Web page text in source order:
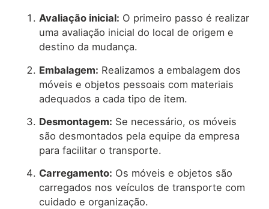
Avaliação inicial: O primeiro passo é realizar
uma avaliação inicial do local de origem e
destino da mudança.
Embalagem: Realizamos a embalagem dos
móveis e objetos pessoais com materiais
adequados a cada tipo de item.
Desmontagem: Se necessário, os móveis
são desmontados pela equipe da empresa
para facilitar o transporte.
Carregamento: Os móveis e objetos são
carregados nos veículos de transporte com
cuidado e organização.